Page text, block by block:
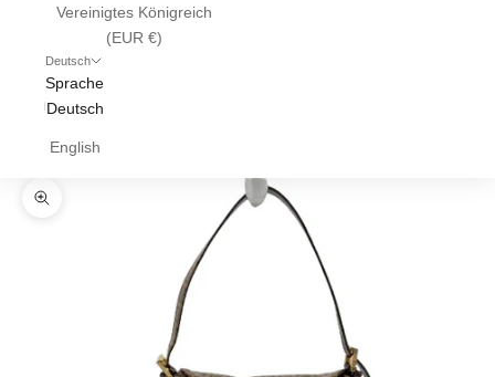
Vereinigtes Königreich
(EUR €)
Deutsch
Sprache
Deutsch
English
Bild vergrößern